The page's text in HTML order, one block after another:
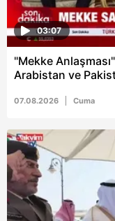
ilgili mevzuata
almak için lütfen
03:07
"Mekke
Arabistan ve
07.08.2026 Cuma